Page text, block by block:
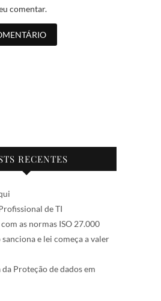
comentar.
RECENTES
de TI
as normas ISO 27.000
e lei começa a valer
Proteção de dados em